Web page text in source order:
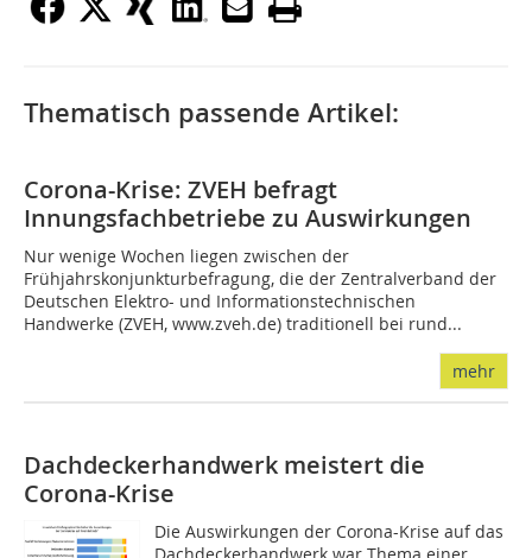
Thematisch passende Artikel:
Corona-Krise: ZVEH befragt
Innungsfachbetriebe zu Auswirkungen
Nur wenige Wochen liegen zwischen der
Frühjahrskonjunkturbefragung, die der Zentralverband der
Deutschen Elektro- und Informationstechnischen
Handwerke (ZVEH, www.zveh.de) traditionell bei rund...
mehr
Dachdeckerhandwerk meistert die
Corona-Krise
Die Auswirkungen der Corona-Krise auf das